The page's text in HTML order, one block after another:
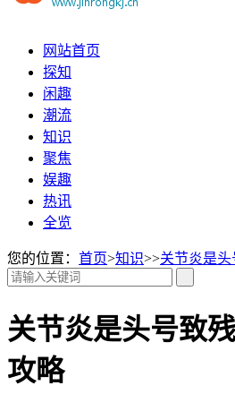
网站首页
探知
闲趣
潮流
知识
聚焦
娱趣
热讯
全览
您的位置： 首页>知识>>关节炎是
关节炎是头号致
攻略